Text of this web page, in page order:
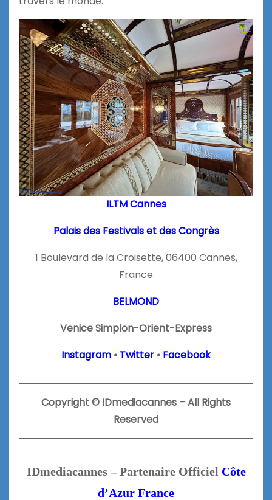
ILTM Cannes
Palais des Festivals et des Congrès
1 Boulevard de la Croisette, 06400 Cannes,
France
BELMOND
Venice Simplon-Orient-Express
Instagram • Twitter • Facebook
Copyright © IDmediacannes – All Rights
Reserved
IDmediacannes – Partenaire Officiel Côte
d’Azur France